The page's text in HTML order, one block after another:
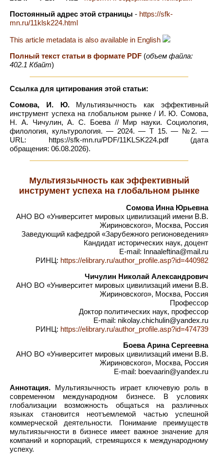
Постоянный адрес этой страницы - https://sfk-
mn.ru/11klsk224.html
This article metadata is also available in English
Полный текст статьи в формате PDF (объем файла:
402.1 Кбайт)
Ссылка для цитирования этой статьи:
Сомова, И. Ю.Мультиязычность как эффективный
инструмент успеха на глобальном рынке / И. Ю. Сомова,
Н. А. Чичулин, А. С. Боева // Мир науки. Социология,
филология, культурология. — 2024. — Т 15. — №2. —
URL: https://sfk-mn.ru/PDF/11KLSK224.pdf (дата
обращения: 06.08.2026).
Мультиязычность как эффективный
инструмент успеха на глобальном рынке
Сомова Инна Юрьевна
АНО ВО «Университет мировых цивилизаций имени В.В.
Жириновского», Москва, Россия
Заведующий кафедрой «Зарубежного регионоведения»
Кандидат исторических наук, доцент
E-mail: Innaaleftina@mail.ru
РИНЦ: https://elibrary.ru/author_profile.asp?id=440982
Чичулин Николай Александрович
АНО ВО «Университет мировых цивилизаций имени В.В.
Жириновского», Москва, Россия
Профессор
Доктор политических наук, профессор
E-mail: nikolay.chichulin@yandex.ru
РИНЦ: https://elibrary.ru/author_profile.asp?id=474739
Боева Арина Сергеевна
АНО ВО «Университет мировых цивилизаций имени В.В.
Жириновского», Москва, Россия
E-mail: boevaarin@yandex.ru
Аннотация. Мультиязычность играет ключевую роль в
современном международном бизнесе. В условиях
глобализации возможность общаться на различных
языках становится неотъемлемой частью успешной
коммерческой деятельности. Понимание преимуществ
мультиязычности в бизнесе имеет важное значение для
компаний и корпораций, стремящихся к международному
успеху.